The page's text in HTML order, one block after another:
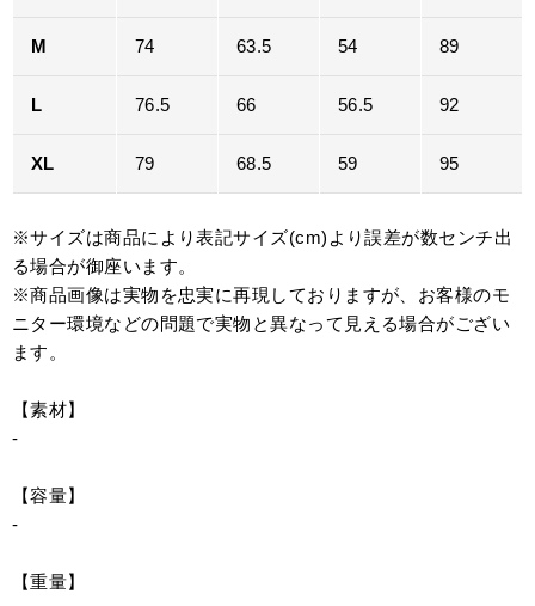
M 74 63.5 54 89
L 76.5 66 56.5 92
XL 79 68.5 59 95
※サイズは商品により表記サイズ(cm)より誤差が数センチ出
る場合が御座います。
※商品画像は実物を忠実に再現しておりますが、お客様のモ
ニター環境などの問題で実物と異なって見える場合がござい
ます。
【素材】
-
【容量】
-
【重量】